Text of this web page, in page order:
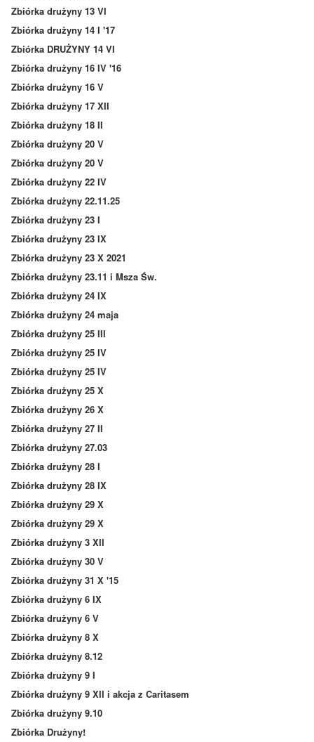
Zbiórka drużyny 13 VI
Zbiórka drużyny 14 I '17
Zbiórka DRUŻYNY 14 VI
Zbiórka drużyny 16 IV '16
Zbiórka drużyny 16 V
Zbiórka drużyny 17 XII
Zbiórka drużyny 18 II
Zbiórka drużyny 20 V
Zbiórka drużyny 20 V
Zbiórka drużyny 22 IV
Zbiórka drużyny 22.11.25
Zbiórka drużyny 23 I
Zbiórka drużyny 23 IX
Zbiórka drużyny 23 X 2021
Zbiórka drużyny 23.11 i Msza Św.
Zbiórka drużyny 24 IX
Zbiórka drużyny 24 maja
Zbiórka drużyny 25 III
Zbiórka drużyny 25 IV
Zbiórka drużyny 25 IV
Zbiórka drużyny 25 X
Zbiórka drużyny 26 X
Zbiórka drużyny 27 II
Zbiórka drużyny 27.03
Zbiórka drużyny 28 I
Zbiórka drużyny 28 IX
Zbiórka drużyny 29 X
Zbiórka drużyny 29 X
Zbiórka drużyny 3 XII
Zbiórka drużyny 30 V
Zbiórka drużyny 31 X '15
Zbiórka drużyny 6 IX
Zbiórka drużyny 6 V
Zbiórka drużyny 8 X
Zbiórka drużyny 8.12
Zbiórka drużyny 9 I
Zbiórka drużyny 9 XII i akcja z Caritasem
Zbiórka drużyny 9.10
Zbiórka Drużyny!